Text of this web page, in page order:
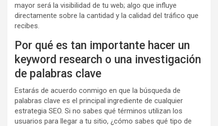
mayor será la visibilidad de tu web; algo que influye
directamente sobre la cantidad y la calidad del tráfico que
recibes.
Por qué es tan importante hacer un
keyword research o una investigación
de palabras clave
Estarás de acuerdo conmigo en que la búsqueda de
palabras clave es el principal ingrediente de cualquier
estrategia SEO. Si no sabes qué términos utilizan los
usuarios para llegar a tu sitio, ¿cómo sabes qué tipo de